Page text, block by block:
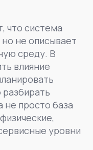
что система
не описывает
среду. В
влияние
разбирать
просто база
уровни